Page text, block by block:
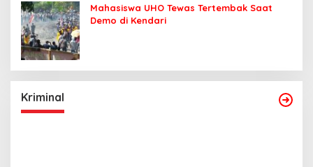
Mahasiswa UHO Tewas Tertembak Saat
Demo di Kendari
Kriminal